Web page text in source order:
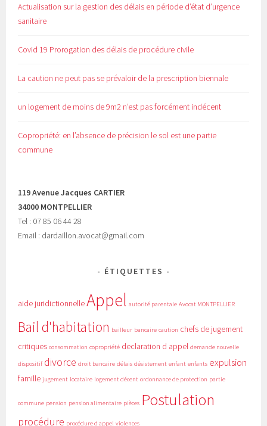
Actualisation sur la gestion des délais en période d’état d’urgence
sanitaire
Covid 19 Prorogation des délais de procédure civile
La caution ne peut pas se prévaloir de la prescription biennale
un logement de moins de 9m2 n’est pas forcément indécent
Copropriété: en l’absence de précision le sol est une partie
commune
119 Avenue Jacques CARTIER
34000 MONTPELLIER
Tel : 07 85 06 44 28
Email : dardaillon.avocat@gmail.com
ÉTIQUETTES
aide juridictionnelleAppel autorité parentale Avocat MONTPELLIER
Bail d'habitation bailleur bancaire caution chefs de jugement
critiques consommation copropriété declaration d appel demande nouvelle
dispositif divorce droit bancaire délais désistement enfant enfants expulsion
famille jugement locataire logement décent ordonnance de protection partie
commune pension pension alimentaire pièces Postulation
procédure procédure d appel violences